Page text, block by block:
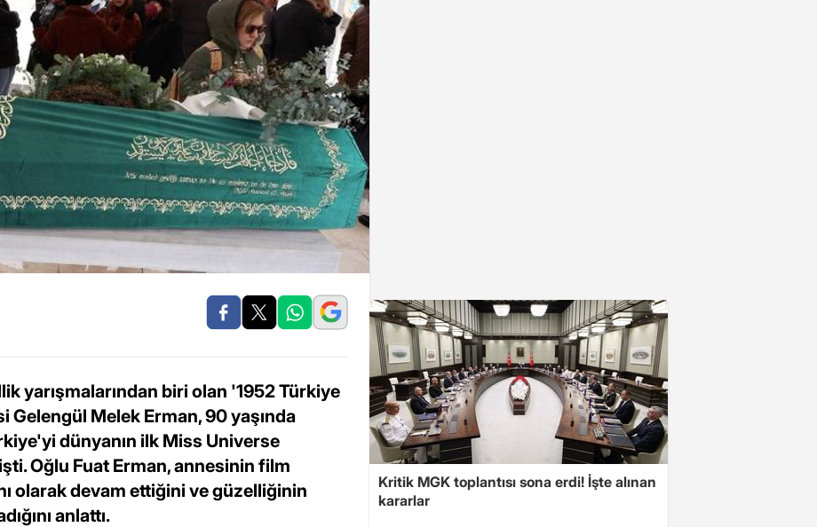
yarışmalarından biri olan '1952 Türkiye
Gelengül Melek Erman, 90 yaşında
dünyanın ilk Miss Universe
Oğlu Fuat Erman, annesinin film
olarak devam ettiğini ve güzelliğinin
anlattı.
Kritik MGK toplantısı sona erdi! İşte alınan
kararlar